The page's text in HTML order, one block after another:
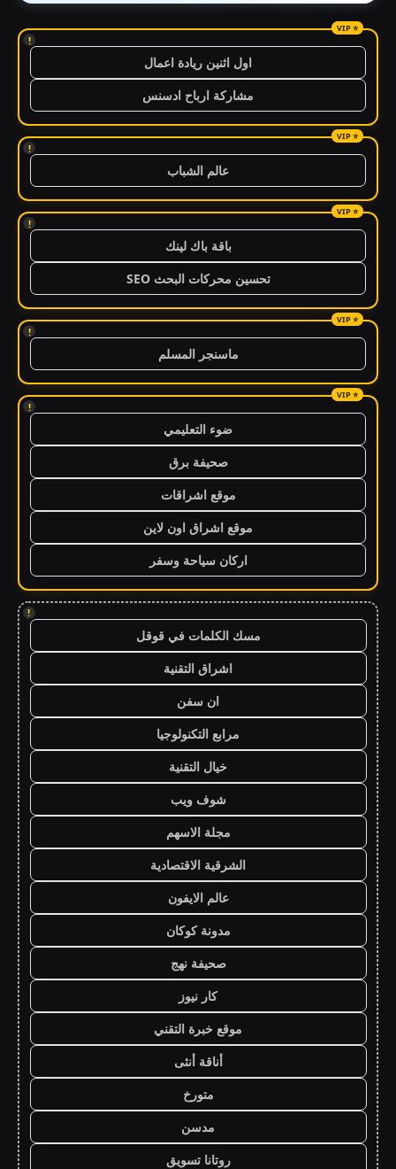
!
اول اثنين ريادة اعمال
مشاركة ارباح ادسنس
!
عالم الشباب
!
باقة باك لينك
تحسين محركات البحث SEO
!
ماسنجر المسلم
!
ضوء التعليمي
صحيفة برق
موقع اشراقات
موقع اشراق اون لاين
اركان سياحة وسفر
!
مسك الكلمات في قوقل
اشراق التقنية
ان سفن
مرابع التكنولوجيا
خيال التقنية
شوف ويب
مجلة الاسهم
الشرقية الاقتصادية
عالم الايفون
مدونة كوكان
صحيفة نهج
كار نيوز
موقع خبرة التقني
أناقة أنثى
متورخ
مدسن
روتانا تسويق